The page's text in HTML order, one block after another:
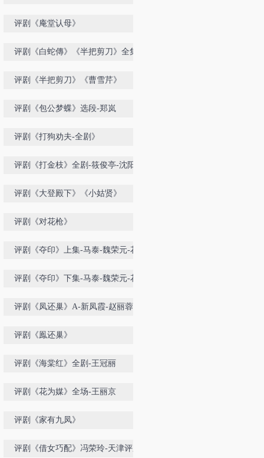
评剧《庵堂认母》
评剧《白蛇傳》《半把剪刀》全集
评剧《半把剪刀》《曹雪芹》
评剧《包公梦蝶》选段-郑岚
评剧《打狗劝夫-全剧》
评剧《打金枝》全剧-筱俊亭-沈阳评
评剧《大登殿下》《小姑贤》
评剧《对花枪》
评剧《夺印》上集-马泰-魏荣元-花
评剧《夺印》下集-马泰-魏荣元-花
评剧《凤还巢》A-新凤霞-赵丽蓉
评剧《鳯还巢》
评剧《海棠红》全剧-王冠丽
评剧《花为媒》全场-王丽京
评剧《家有九凤》
评剧《借女巧配》冯荣玲-天津评剧